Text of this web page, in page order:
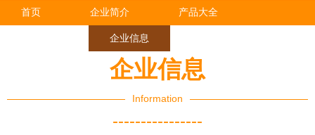
首页 企业简介 产品大全
企业信息
企业信息
Information
----------------